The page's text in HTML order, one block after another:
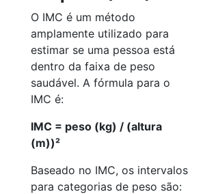
O IMC é um método
amplamente utilizado para
estimar se uma pessoa está
dentro da faixa de peso
saudável. A fórmula para o
IMC é:
IMC = peso (kg) / (altura
(m))²
Baseado no IMC, os intervalos
para categorias de peso são: